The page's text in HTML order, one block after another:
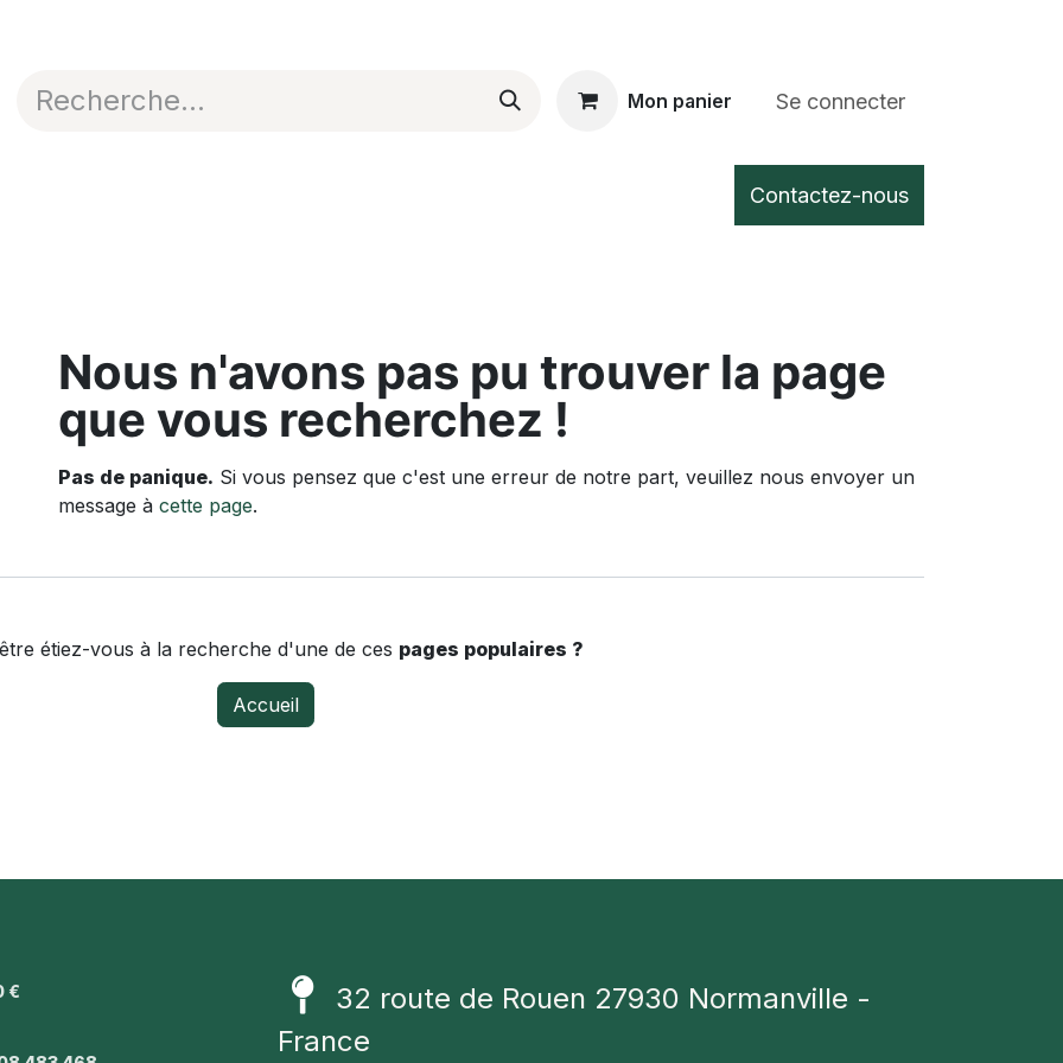
Mon panier Se connecter
Contactez-nous
Erreur 404
Nous n'avons pas pu trouver la page
que vous recherchez !
Pas de panique. Si vous pensez que c'est une erreur de notre part, veuillez nous envoyer un
message à cette page.
étiez-vous à la recherche d'une de ces pages populaires ?
Accueil
€
32 route de Rouen 27930 Normanville -
France